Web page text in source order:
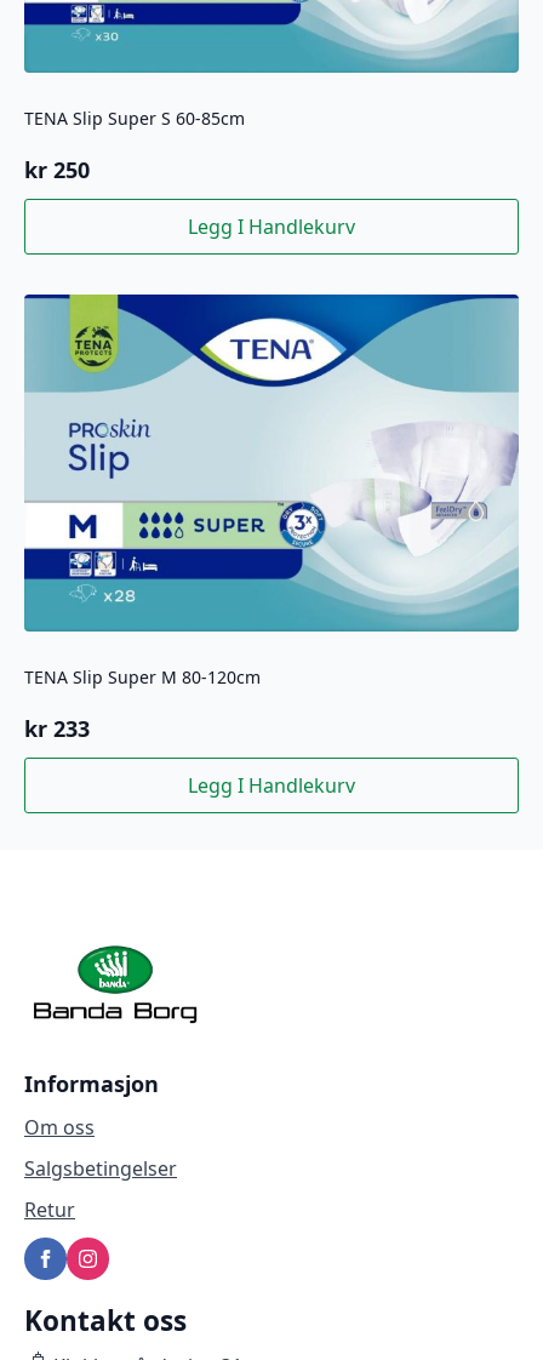
TENA Slip Super S 60-85cm
kr 250
Legg I Handlekurv
TENA Slip Super M 80-120cm
kr 233
Legg I Handlekurv
Informasjon
Om oss
Salgsbetingelser
Retur
Kontakt oss